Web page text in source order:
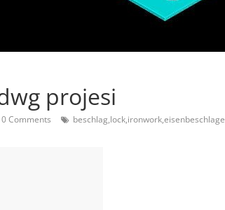
projesi
0 Comments beschlag,lock,ironwork,eisenbeschlage